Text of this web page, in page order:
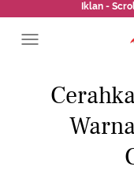
Iklan -